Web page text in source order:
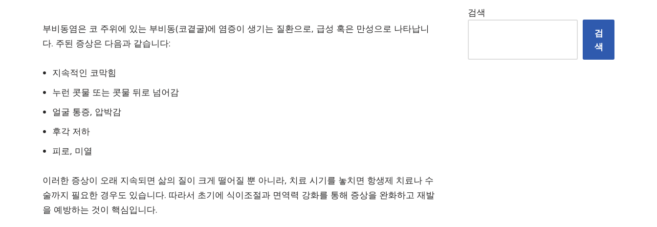
부비동염은 코 주위에 있는 부비동(코곁굴)에 염증이 생기는 질환으로, 급성 혹은 만성으로 나타납니
다. 주된 증상은 다음과 같습니다:
지속적인 코막힘
누런 콧물 또는 콧물 뒤로 넘어감
얼굴 통증, 압박감
후각 저하
피로, 미열
이러한 증상이 오래 지속되면 삶의 질이 크게 떨어질 뿐 아니라, 치료 시기를 놓치면 항생제 치료나 수
술까지 필요한 경우도 있습니다. 따라서 초기에 식이조절과 면역력 강화를 통해 증상을 완화하고 재발
을 예방하는 것이 핵심입니다.
검색
검
색